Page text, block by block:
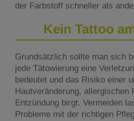
der Farbstoff schneller als
Kein Tattoo
Grundsätzlich sollte man sich
jede Tätowierung eine
bedeutet und das Risiko einer
Hautveränderung, allergischen
Entzündung birgt. Vermeiden
Probleme mit der richtigen